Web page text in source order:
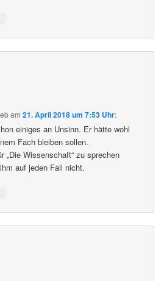
am21. April 2018 um 7:53 Uhr:
einiges an Unsinn. Er hätte wohl
Fach bleiben sollen.
„Die Wissenschaft“ zu sprechen
auf jeden Fall nicht.